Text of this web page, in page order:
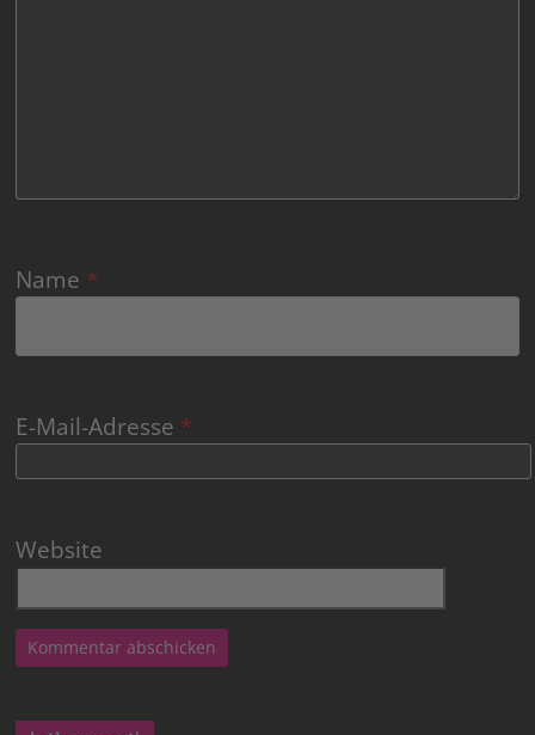
Name *
E-Mail-Adresse *
Website